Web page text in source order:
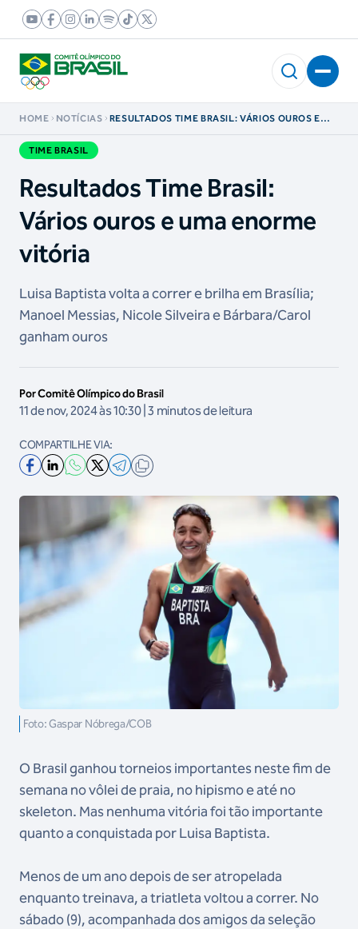
HOME NOTÍCIAS
RESULTADOS TIME BRASIL: VÁRIOS OUROS E
TIME BRASIL
Resultados Time Brasil:
Vários ouros e uma enorme
vitória
Luisa Baptista volta a correr e brilha em Brasília;
Manoel Messias, Nicole Silveira e Bárbara/Carol
ganham ouros
Por Comitê Olímpico do Brasil
11 de nov, 2024 às 10:30 | 3 minutos de leitura
COMPARTILHE VIA:
Foto: Gaspar Nóbrega/COB
O Brasil ganhou torneios importantes neste fim de
semana no vôlei de praia, no hipismo e até no
skeleton. Mas nenhuma vitória foi tão importante
quanto a conquistada por Luisa Baptista.
Menos de um ano depois de ser atropelada
enquanto treinava, a triatleta voltou a correr. No
sábado (9), acompanhada dos amigos da seleção